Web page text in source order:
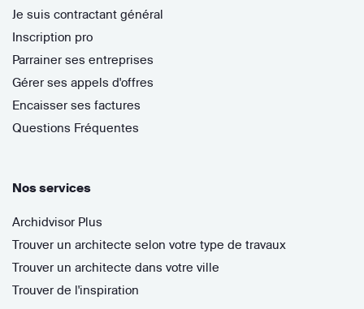
Je suis contractant général
Inscription pro
Parrainer ses entreprises
Gérer ses appels d'offres
Encaisser ses factures
Questions Fréquentes
Nos services
Archidvisor Plus
Trouver un architecte selon votre type de travaux
Trouver un architecte dans votre ville
Trouver de l'inspiration